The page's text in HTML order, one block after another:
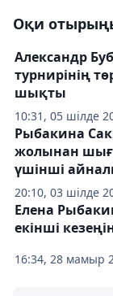
Оқи
10:31, 05 шілде
Александр
турнирінің
шықты
20:10, 03 шілде
Рыбакина
жолынан
үшінші
16:34, 28 мамыр
Елена
екінші